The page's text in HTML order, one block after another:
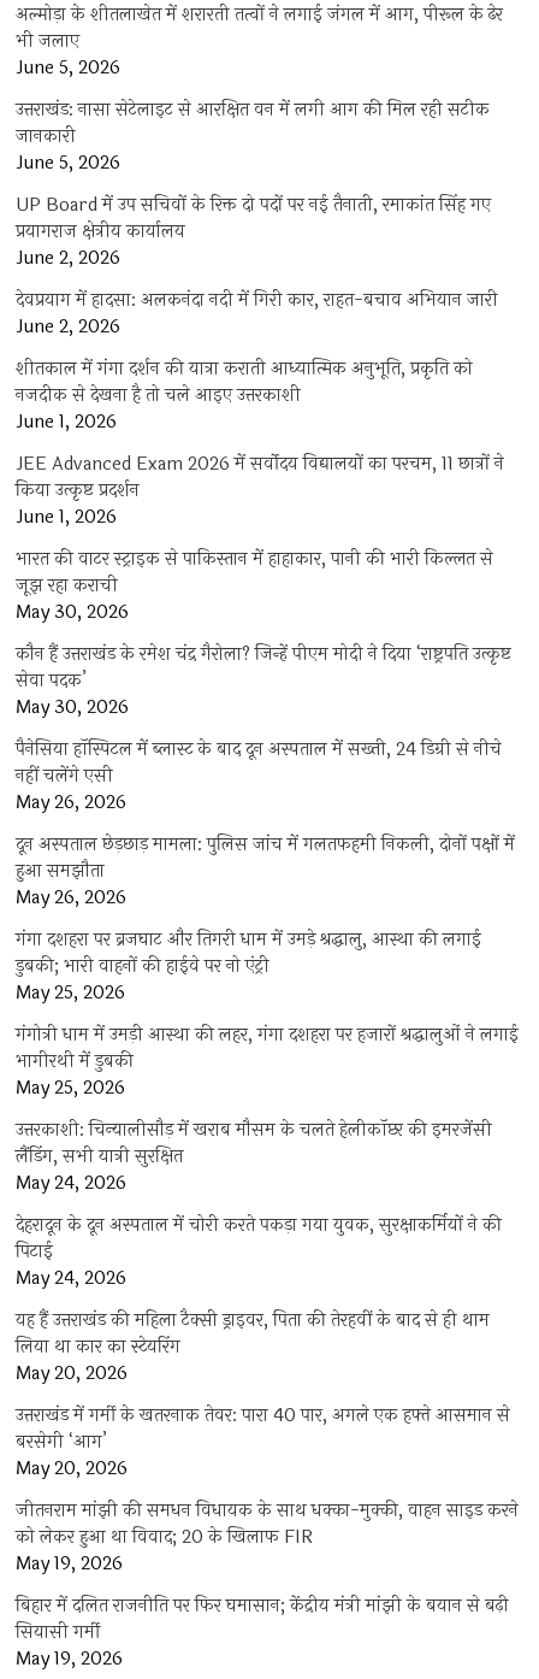
अल्मोड़ा के शीतलाखेत में शरारती तत्वों ने लगाई जंगल में आग, पीरूल के ढेर
भी जलाए
June 5, 2026
उत्तराखंड: नासा सेटेलाइट से आरक्षित वन में लगी आग की मिल रही सटीक
जानकारी
June 5, 2026
UP Board में उप सचिवों के रिक्त दो पदों पर नई तैनाती, रमाकांत सिंह गए
प्रयागराज क्षेत्रीय कार्यालय
June 2, 2026
देवप्रयाग में हादसा: अलकनंदा नदी में गिरी कार, राहत-बचाव अभियान जारी
June 2, 2026
शीतकाल में गंगा दर्शन की यात्रा कराती आध्यात्मिक अनुभूति, प्रकृति को
नजदीक से देखना है तो चले आइए उत्तरकाशी
June 1, 2026
JEE Advanced Exam 2026 में सर्वोदय विद्यालयों का परचम, 11 छात्रों ने
किया उत्कृष्ट प्रदर्शन
June 1, 2026
भारत की वाटर स्ट्राइक से पाकिस्तान में हाहाकार, पानी की भारी किल्लत से
जूझ रहा कराची
May 30, 2026
कौन हैं उत्तराखंड के रमेश चंद्र गैरोला? जिन्हें पीएम मोदी ने दिया ‘राष्ट्रपति उत्कृष्ट
सेवा पदक’
May 30, 2026
पैनेसिया हॉस्पिटल में ब्लास्ट के बाद दून अस्पताल में सख्ती, 24 डिग्री से नीचे
नहीं चलेंगे एसी
May 26, 2026
दून अस्पताल छेड़छाड़ मामला: पुलिस जांच में गलतफहमी निकली, दोनों पक्षों में
हुआ समझौता
May 26, 2026
गंगा दशहरा पर ब्रजघाट और तिगरी धाम में उमड़े श्रद्धालु, आस्था की लगाई
डुबकी; भारी वाहनों की हाईवे पर नो एंट्री
May 25, 2026
गंगोत्री धाम में उमड़ी आस्था की लहर, गंगा दशहरा पर हजारों श्रद्धालुओं ने लगाई
भागीरथी में डुबकी
May 25, 2026
उत्तरकाशी: चिन्यालीसौड़ में खराब मौसम के चलते हेलीकॉप्टर की इमरजेंसी
लैंडिंग, सभी यात्री सुरक्षित
May 24, 2026
देहरादून के दून अस्पताल में चोरी करते पकड़ा गया युवक, सुरक्षाकर्मियों ने की
पिटाई
May 24, 2026
यह हैं उत्तराखंड की महिला टैक्सी ड्राइवर, पिता की तेरहवीं के बाद से ही थाम
लिया था कार का स्टेयरिंग
May 20, 2026
उत्तराखंड में गर्मी के खतरनाक तेवर: पारा 40 पार, अगले एक हफ्ते आसमान से
बरसेगी ‘आग’
May 20, 2026
जीतनराम मांझी की समधन विधायक के साथ धक्का-मुक्की, वाहन साइड करने
को लेकर हुआ था विवाद; 20 के खिलाफ FIR
May 19, 2026
बिहार में दलित राजनीति पर फिर घमासान; केंद्रीय मंत्री मांझी के बयान से बढ़ी
सियासी गर्मी
May 19, 2026